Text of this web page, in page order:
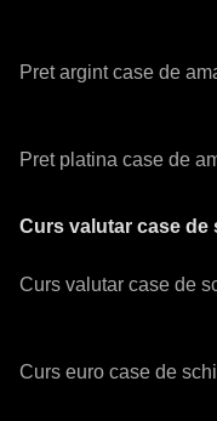
Pret argint case de
Pret platina case de
Curs valutar case de
Curs valutar case de
Curs euro case de